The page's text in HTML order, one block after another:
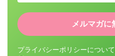
プライバシーポリシーについ